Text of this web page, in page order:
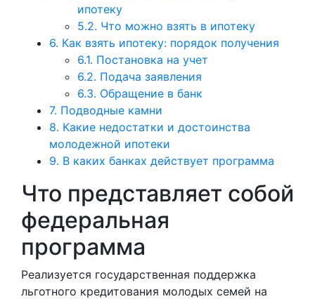
ипотеку
5.2. Что можно взять в ипотеку
6. Как взять ипотеку: порядок получения
6.1. Постановка на учет
6.2. Подача заявления
6.3. Обращение в банк
7. Подводные камни
8. Какие недостатки и достоинства
молодежной ипотеки
9. В каких банках действует программа
Что представляет собой
федеральная
программа
Реализуется государственная поддержка
льготного кредитования молодых семей на